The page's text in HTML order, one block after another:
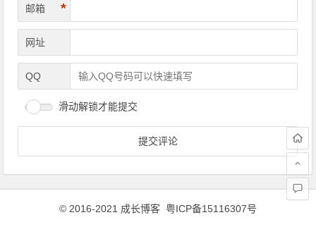
邮箱 *
网址
QQ
滑动解锁才能提交
© 2016-2021 成长博客 粤ICP备15116307号